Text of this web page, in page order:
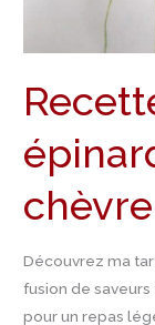
chèvre
Découvrez ma
fusion de
pour un repas